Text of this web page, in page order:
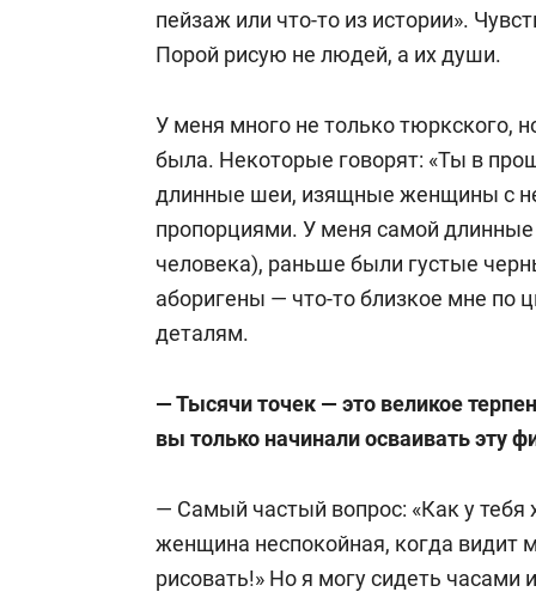
пейзаж или что-то из истории».
Порой рисую не людей, а их души.
У меня много не только тюркского,
была. Некоторые говорят: «Ты в
длинные шеи, изящные женщины с
пропорциями. У меня самой
человека), раньше были густые
аборигены — что-то близкое мне по
деталям.
— Тысячи точек — это великое
вы только начинали осваивать эту
— Самый частый вопрос: «Как у тебя
женщина неспокойная, когда видит
рисовать!» Но я могу сидеть